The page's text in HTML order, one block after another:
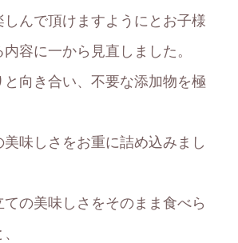
しんで頂けますようにとお子様
容に一から見直しました。
向き合い、不要な添加物を極
味しさをお重に詰め込みまし
ての美味しさをそのまま食べら